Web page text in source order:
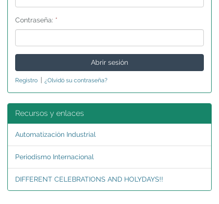
Contraseña: *
Registro | ¿Olvidó su contraseña?
Recursos y enlaces
Automatización Industrial
Periodismo Internacional
DIFFERENT CELEBRATIONS AND HOLYDAYS!!